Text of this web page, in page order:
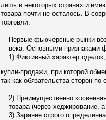
лишь в некоторых странах и
товара почти не осталось. В
торговли.
Первые фьючерсные рынки
века. Основными признаками
1) Фиктивный характер
купли-продажи, при которой
так как обязательства сторон
2) Преимущественно
товара (через хеджирование, а
3) Заранее строго